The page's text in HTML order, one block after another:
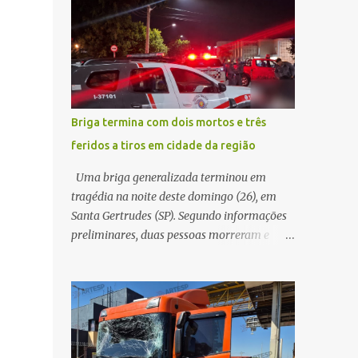
conseguir acessar o sistema, a vítima tentou
novamente contato com o suposto gerente,
mas não obteve resposta. Na segunda-fe...
quando acabou colidindo na traseira de um
Jeep Renegade. Segundo relato da condutora
do veículo, o trânsito estava lento e
congestionado devido a obras realizadas na
rodovia, momento em que ocorreu o
impacto. Com a violência da colisão, o
motociclista foi arremessado ao solo.
Testemunhas relataram que o capacete teria
se desprendido durante o acidente. O jovem
sofreu ferimentos gravíssimos e morreu
ainda no local. Equipes de resgate e de
atendimento da concessionária responsável
socorro à vítima. No entanto, o óbito foi
constatado ainda no local do acidente. A
Polícia Militar Rodoviária compareceu para
o registro da ocorrência...
Briga termina com dois mortos e três
feridos a tiros em cidade da região
Uma briga generalizada terminou em
tragédia na noite deste domingo (26), em
Santa Gertrudes (SP). Segundo informações
preliminares, duas pessoas morreram e
adega. O caso aconteceu por volta das
20h40, na região da Avenida João Vitte. De
acordo com as primeiras informações, a
confusão teria começado dentro do